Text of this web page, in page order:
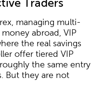
Traders
managing multi-
abroad, VIP
the real savings
offer tiered VIP
the same entry
But they are not